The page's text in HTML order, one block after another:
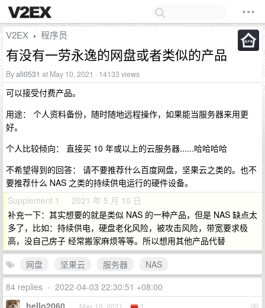
V2EX › 程序员
有没有一劳永逸的网盘或者类似的产品
Byali0531 at May 10, 2021 · 14133 views
可以接受付费产品。
用途： 个人资料备份，随时随地远程操作，如果能当服务器来用更
好。
个人比较倾向： 直接买 10 年或以上的云服务器......哈哈哈哈
不希望得到的回答： 请不要推荐什么百度网盘，坚果云之类的。也不
要推荐什么 NAS 之类的持续供电运行的硬件设备。
Supplement 1 · 2021 年 5 月 10 日
补充一下：其实想要的就是类似 NAS 的一种产品，但是 NAS 缺点太
多了，比如：持续供电，硬盘老化风险，被攻击风险，带宽要求极
高，没自己房子 经常搬家麻烦等等。所以想用其他产品代替
网盘
坚果云 服务器
NAS
84 replies • 2022-04-03 22:30:51 +08:00
hello2060 May 10, 2021 1